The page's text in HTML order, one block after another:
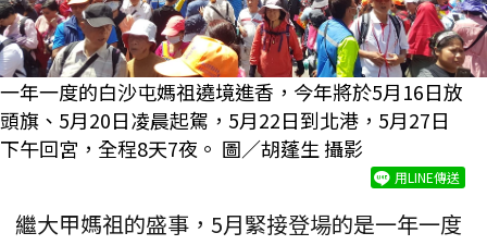
一年一度的白沙屯媽祖遶境進香，今年將於5月16日放
頭旗、5月20日凌晨起駕，5月22日到北港，5月27日
下午回宮，全程8天7夜。 圖／胡蓬生 攝影
用LINE傳送
繼大甲媽祖的盛事，5月緊接登場的是一年一度